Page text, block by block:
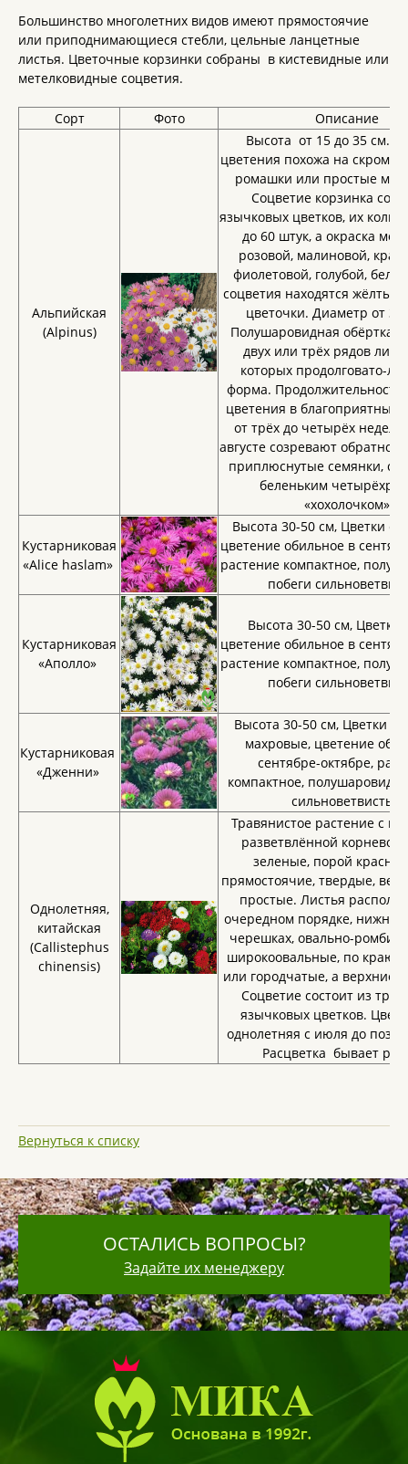
Большинство многолетних видов имеют прямостоячие
или приподнимающиеся стебли, цельные ланцетные
листья. Цветочные корзинки собраны в кистевидные или
метелковидные соцветия.
Сорт Фото Описание
Альпийская
(Alpinus)
Высота от 15 до 35 см.
цветения похожа на
ромашки или простые
Соцветие корзинка
язычковых цветков, их
до 60 штук, а окраска
розовой, малиновой,
фиолетовой, голубой,
соцветия находятся жёлтые
цветочки. Диаметр от 3
Полушаровидная обёртка
двух или трёх рядов
которых продолговато-
форма. Продолжительность
цветения в благоприятных
от трёх до четырёх
августе созревают
приплюснутые семянки,
беленьким
«хохолочком»
Кустарниковая
«Alice haslam»
Высота 30-50 см, Цветки
цветение обильное в
растение компактное,
побеги
Кустарниковая
«Аполло»
Высота 30-50 см, Цветки
цветение обильное в
растение компактное,
побеги
Кустарниковая
«Дженни»
Высота 30-50 см, Цветки
махровые, цветение
сентябре-октябре,
компактное,
сильноветвистые
Однолетняя,
китайская
(Callistephus
chinensis)
Травянистое растение с
разветвлённой
зеленые, порой
прямостоячие, твердые,
простые. Листья
очередном порядке, нижние
черешках, овально-
широкоовальные, по краю
или городчатые, а верхние
Соцветие состоит из
язычковых цветков.
однолетняя с июля до
Расцветка бывает
Вернуться к списку
ОСТАЛИСЬ ВОПРОСЫ?
Задайте их менеджеру